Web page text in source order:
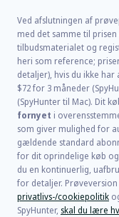
Ved afslutningen af
med det samme til
tilbudsmaterialet og
heri som reference;
detaljer), hvis du ikke
$72for 3 måneder
(SpyHunter til Mac). Dit
fornyet i
som giver mulighed for
gældende standard
for dit oprindelige køb
du en kontinuerlig,
for detaljer.
privatlivs-/cookiepolitik
SpyHunter, skal du lære